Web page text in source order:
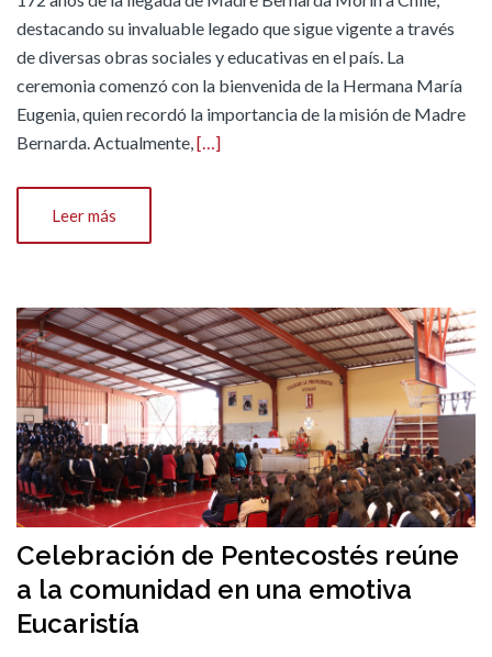
destacando su invaluable legado que sigue vigente a través
de diversas obras sociales y educativas en el país. La
ceremonia comenzó con la bienvenida de la Hermana María
Eugenia, quien recordó la importancia de la misión de Madre
Bernarda. Actualmente, […]
Leer más
Celebración de Pentecostés reúne
a la comunidad en una emotiva
Eucaristía